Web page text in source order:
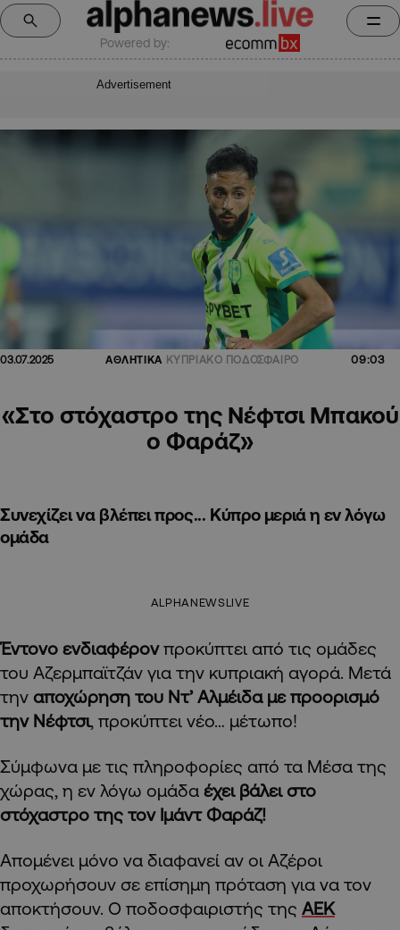
Powered by:
Advertisement
03.07.2025 ΑΘΛΗΤΙΚΑ ΚΥΠΡΙΑΚΟ ΠΟΔΟΣΦΑΙΡΟ 09:03
«Στο στόχαστρο της Νέφτσι Μπακού
ο Φαράζ»
Συνεχίζει να βλέπει προς... Κύπρο μεριά η εν λόγω
ομάδα
ALPHANEWSLIVE
Έντονο ενδιαφέρονπροκύπτει από τις ομάδες
του Αζερμπαϊτζάν για την κυπριακή αγορά. Μετά
την αποχώρηση του Ντ’ Αλμέιδα με προορισμό
την Νέφτσι, προκύπτει νέο… μέτωπο!
Σύμφωνα με τις πληροφορίες από τα Μέσα της
χώρας, η εν λόγω ομάδα έχει βάλει στο
στόχαστρο της τον Ιμάντ Φαράζ!
Απομένει μόνο να διαφανεί αν οι Αζέροι
προχωρήσουν σε επίσημη πρόταση για να τον
αποκτήσουν. Ο ποδοσφαιριστής της ΑΕΚ